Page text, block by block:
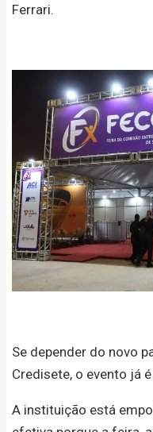
Ferrari.
Se depender do novo
Credisete, o evento já
A instituição está